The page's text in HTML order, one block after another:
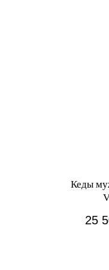
Кеды
25